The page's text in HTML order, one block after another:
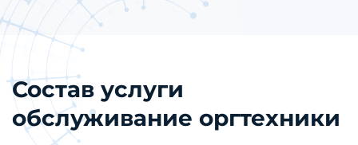
Состав услуги
обслуживание оргтехники